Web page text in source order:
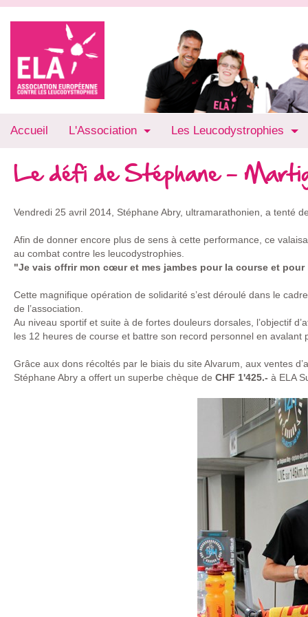
Accueil L'Association Les Leucodystrophies
Le défi de Stéphane -
Vendredi 25 avril 2014, Stéphane Abry, ultramarathonien, a tenté
Afin de donner encore plus de sens à cette performance, ce
au combat contre les leucodystrophies.
"Je vais offrir mon cœur et mes jambes pour la course et
Cette magnifique opération de solidarité s’est déroulé dans le
de l’association.
Au niveau sportif et suite à de fortes douleurs dorsales, l’objectif
les 12 heures de course et battre son record personnel en avalant
Grâce aux dons récoltés par le biais du site Alvarum, aux ventes
Stéphane Abry a offert un superbe chèque de CHF 1'425.- à ELA